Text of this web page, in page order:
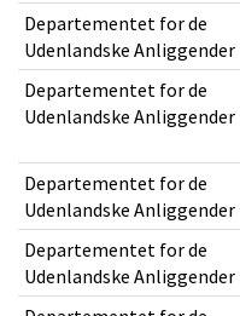
Departementet for de
Udenlandske Anliggender
Departementet for de
Udenlandske Anliggender
Departementet for de
Udenlandske Anliggender
Departementet for de
Udenlandske Anliggender